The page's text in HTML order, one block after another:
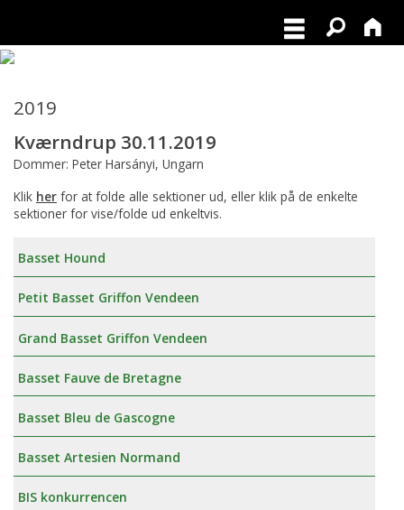
2019
Kværndrup 30.11.2019
Dommer: Peter Harsányi, Ungarn
Klik her for at folde alle sektioner ud, eller klik på de enkelte
sektioner for vise/folde ud enkeltvis.
Basset Hound
Petit Basset Griffon Vendeen
Grand Basset Griffon Vendeen
Basset Fauve de Bretagne
Basset Bleu de Gascogne
Basset Artesien Normand
BIS konkurrencen